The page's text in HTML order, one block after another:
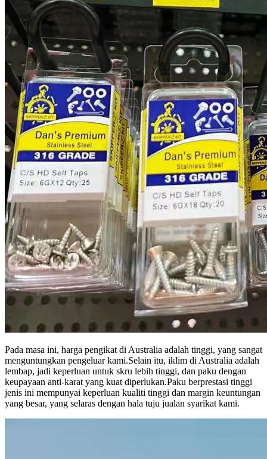
Pada masa ini, harga pengikat di Australia adalah tinggi, yang sangat
menguntungkan pengeluar kami.Selain itu, iklim di Australia adalah
lembap, jadi keperluan untuk skru lebih tinggi, dan paku dengan
keupayaan anti-karat yang kuat diperlukan.Paku berprestasi tinggi
jenis ini mempunyai keperluan kualiti tinggi dan margin keuntungan
yang besar, yang selaras dengan hala tuju jualan syarikat kami.